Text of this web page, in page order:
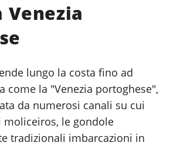
lungo la costa fino ad
come la "Venezia portoghese",
da numerosi canali su cui
moliceiros, le gondole
tradizionali imbarcazioni in